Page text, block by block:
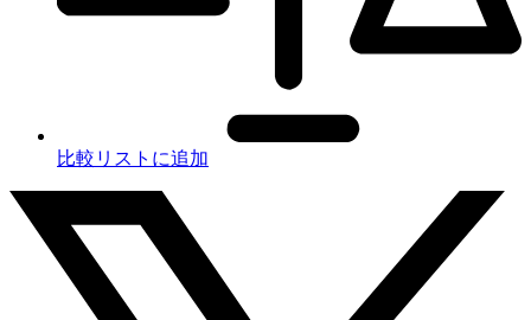
比較リストに追加